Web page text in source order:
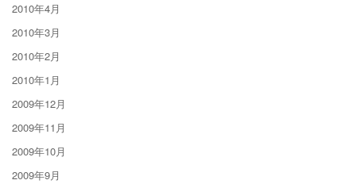
2010年4月
2010年3月
2010年2月
2010年1月
2009年12月
2009年11月
2009年10月
2009年9月